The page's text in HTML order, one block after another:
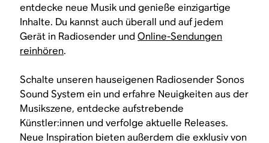
entdecke neue Musik und genieße einzigartige
Inhalte. Du kannst auch überall und auf jedem
Gerät in Radiosender undOnline-Sendungen
reinhören.
Schalte unseren hauseigenen Radiosender Sonos
Sound System ein und erfahre Neuigkeiten aus der
Musikszene, entdecke aufstrebende
Künstler:innen und verfolge aktuelle Releases.
Neue Inspiration bieten außerdem die exklusiv von